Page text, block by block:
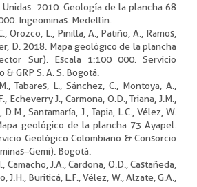
Unidas. 2010. Geología de la plancha 68
Ingeominas. Medellín.
Orozco, L., Pinilla, A., Patiño, A., Ramos,
D. 2018. Mapa geológico de la plancha
Sur). Escala 1:100 000. Servicio
GRP S. A. S. Bogotá.
Tabares, L., Sánchez, C., Montoya, A.,
Echeverry J., Carmona, O.D., Triana, J.M.,
Santamaría, J., Tapia, L.C., Vélez, W.
geológico de la plancha 73 Ayapel.
Geológico Colombiano & Consorcio
Bogotá.
Camacho, J.A., Cardona, O.D., Castañeda,
J.H., Buriticá, L.F., Vélez, W., Alzate, G.A.,